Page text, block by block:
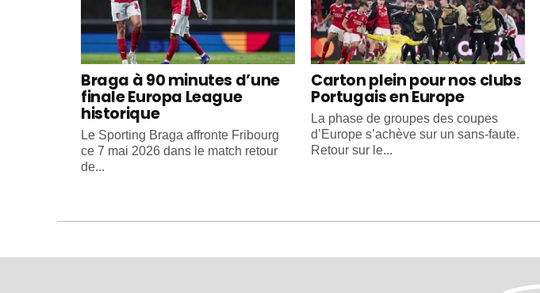
Braga à 90 minutes d’une
finale Europa League
historique
Le Sporting Braga affronte Fribourg
ce 7 mai 2026 dans le match retour
de...
Carton plein pour nos clubs
Portugais en Europe
La phase de groupes des coupes
d’Europe s’achève sur un sans-faute.
Retour sur le...